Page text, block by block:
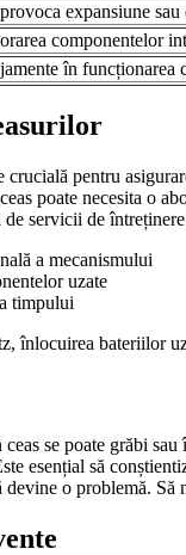
expansiune sau
componentelor
în funcționarea
crucială pentru
poate necesita o
servicii de
a mecanismului
uzate
timpului
înlocuirea bateriilor
se poate grăbi
esențial să
devine o problemă.